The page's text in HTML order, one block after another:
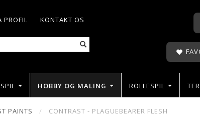
KONTAKT OS
PROFIL
HOBBY OG MALING ROLLESPIL
PAINTS CONTRAST - PLAGUEBEARER FLESH